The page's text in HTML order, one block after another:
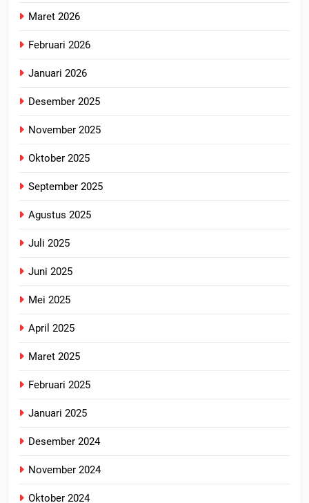
Maret 2026
Februari 2026
Januari 2026
Desember 2025
November 2025
Oktober 2025
September 2025
Agustus 2025
Juli 2025
Juni 2025
Mei 2025
April 2025
Maret 2025
Februari 2025
Januari 2025
Desember 2024
November 2024
Oktober 2024